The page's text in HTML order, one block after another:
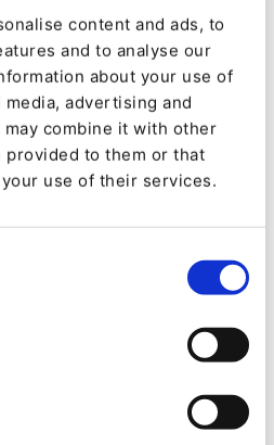
content and ads, to
and to analyse our
about your use of
advertising and
combine it with other
provided to them or that
use of their services.
Vorgänger von Ibexa)
der Inhalte war
Es war logisch. Es
verschiedene Anbieter um
sagten: Ibexa ist die
Das passierte nicht.”
Discovery-Phase
den intensiven Einsatz
von Ibexa, um die Inhalte
Snack-Meal“-Methode zu
nicht weniger als 25